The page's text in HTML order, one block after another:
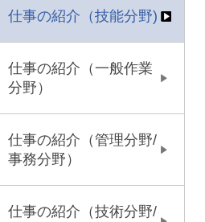
仕事の紹介（技能分野)
仕事の紹介（一般作業
分野）
仕事の紹介（管理分野/
事務分野）
仕事の紹介（技術分野/